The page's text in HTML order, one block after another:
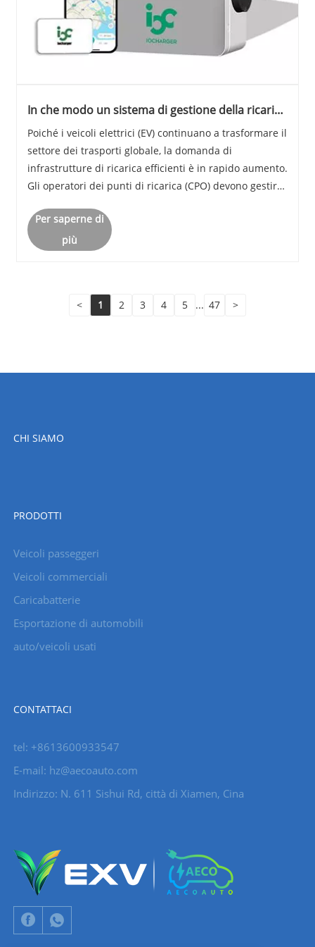
In che modo un sistema di gestione della ricarica
ricarica nell'era dei veicoli elettrici?
Poiché i veicoli elettrici (EV) continuano a trasformare il
settore dei trasporti globale, la domanda di
infrastrutture di ricarica efficienti è in rapido aumento.
Gli operatori dei punti di ricarica (CPO) devono gestire
garantendo affidabilit......
Per saperne di
più
< 1 2 3 4 5 ... 47 >
CHI SIAMO
PRODOTTI
Veicoli passeggeri
Veicoli commerciali
Caricabatterie
Esportazione di automobili
auto/veicoli usati
CONTATTACI
tel: +8613600933547
E-mail: hz@aecoauto.com
Indirizzo: N. 611 Sishui Rd, città di Xiamen, Cina